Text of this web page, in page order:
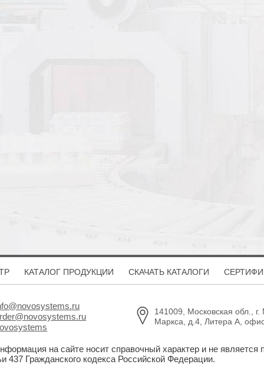
КАТАЛОГ ПРОДУКЦИИ СКАЧАТЬ КАТАЛОГИ
141009, Московская обл.,
Маркса, д.4, Литера А,
на сайте носит справочный характер и не
437 Гражданского кодекса Российской Федерации.